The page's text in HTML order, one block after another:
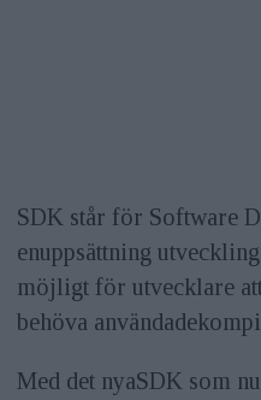
SDK står för Software
enuppsättning
möjligt för utvecklare
behöva
Med det nyaSDK som